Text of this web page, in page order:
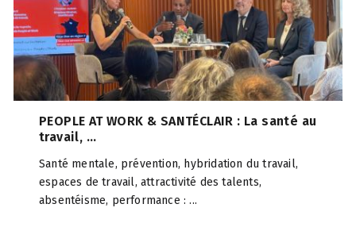
PEOPLE AT WORK & SANTÉCLAIR : La santé au
travail, ...
Santé mentale, prévention, hybridation du travail,
espaces de travail, attractivité des talents,
absentéisme, performance : ...